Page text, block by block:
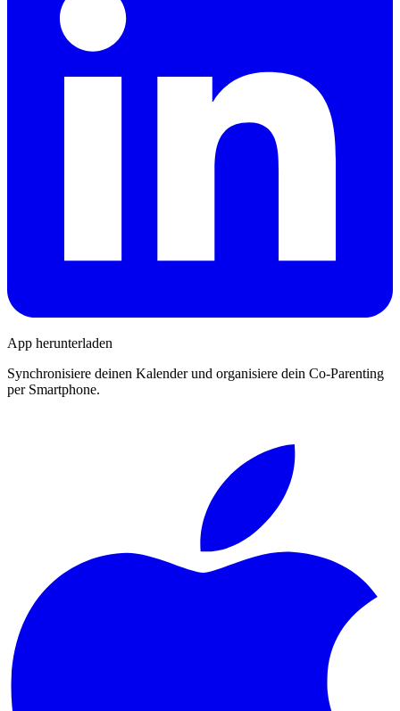
App herunterladen
Synchronisiere deinen Kalender und organisiere dein Co-Parenting
per Smartphone.